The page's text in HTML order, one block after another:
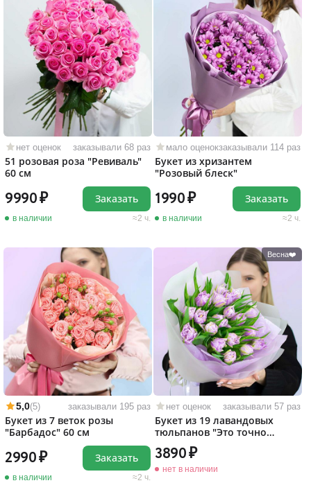
нет оценок заказывали 68 раз
51 розовая роза "Ревиваль"
60 см
9990
в наличии 2 ч.
Заказать
мало оценокзаказывали 114 раз
Букет из хризантем
"Розовый блеск"
1990
в наличии 2 ч.
Заказать
5,0(5) заказывали 195 раз
Букет из 7 веток розы
"Барбадос" 60 см
2990
в наличии 2 ч.
Заказать
Весна❤️
нет оценок заказывали 57 раз
Букет из 19 лавандовых
тюльпанов "Это точно
любовь!"
3890
нет в наличии